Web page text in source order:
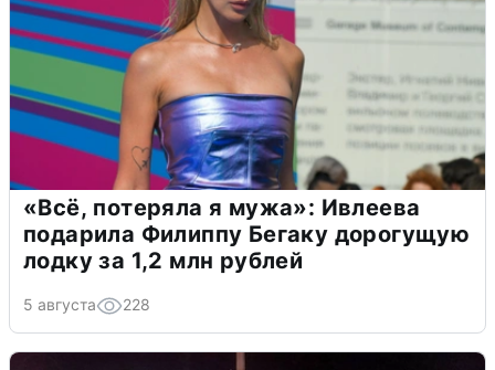
«Всё, потеряла я мужа»: Ивлеева
подарила Филиппу Бегаку дорогущую
лодку за 1,2 млн рублей
5 августа 228